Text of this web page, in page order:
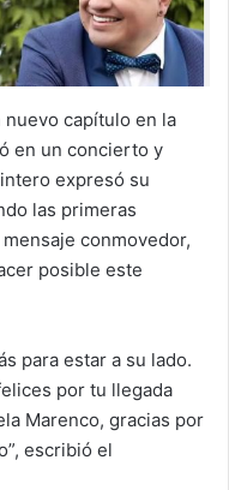
nuevo capítulo en la
en un concierto y
expresó su
las primeras
conmovedor,
posible este
para estar a su lado.
por tu llegada
Marenco, gracias por
escribió el